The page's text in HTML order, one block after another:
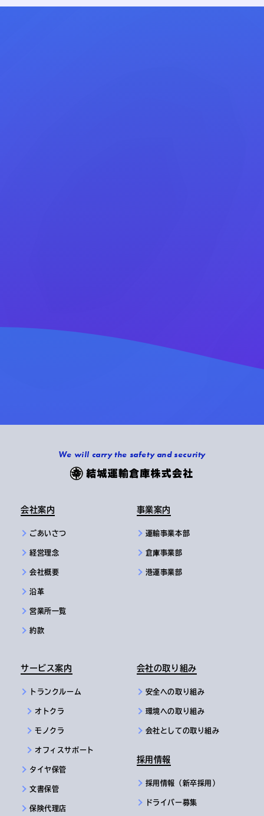
We will carry the safety and security
会社案内
ごあいさつ
経営理念
会社概要
沿革
営業所一覧
約款
事業案内
運輸事業本部
倉庫事業部
港運事業部
サービス案内
トランクルーム
オトクラ
モノクラ
オフィスサポート
タイヤ保管
文書保管
保険代理店
会社の取り組み
安全への取り組み
環境への取り組み
会社としての取り組み
採用情報
採用情報（新卒採用）
ドライバー募集